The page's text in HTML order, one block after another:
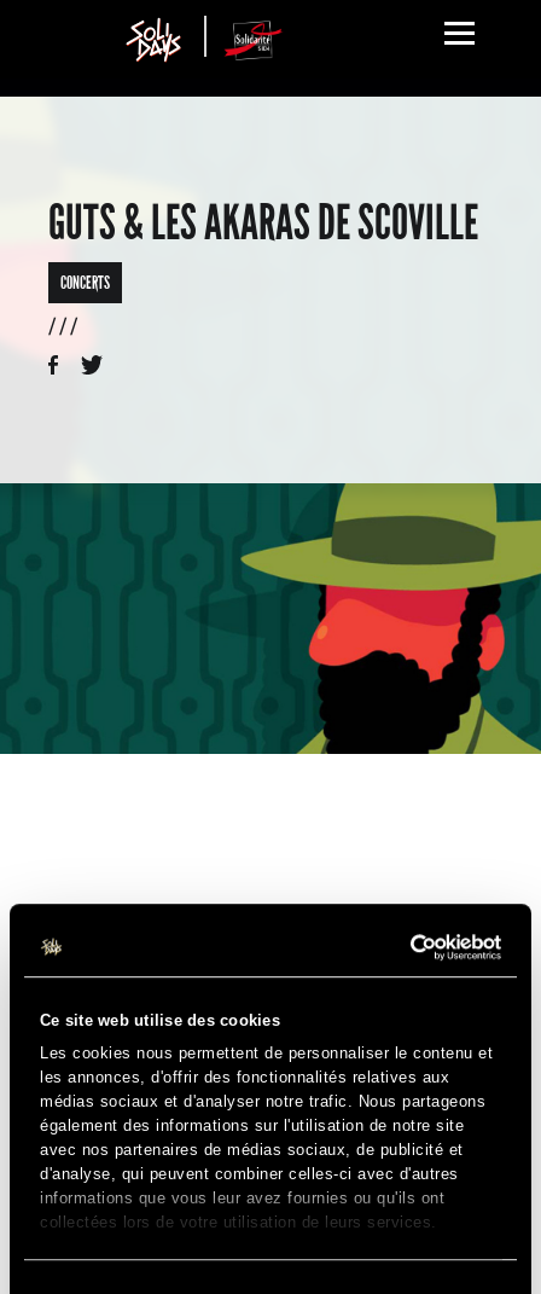
Ce site web utilise des cookies
Les cookies nous permettent de personnaliser le contenu et
les annonces, d'offrir des fonctionnalités relatives aux
médias sociaux et d'analyser notre trafic. Nous partageons
également des informations sur l'utilisation de notre site
avec nos partenaires de médias sociaux, de publicité et
d'analyse, qui peuvent combiner celles-ci avec d'autres
informations que vous leur avez fournies ou qu'ils ont
collectées lors de votre utilisation de leurs services.
GUTS & LES AKARAS DE SCOVILLE
CONCERTS
/ / /
FUNK HIP-HOP – FR